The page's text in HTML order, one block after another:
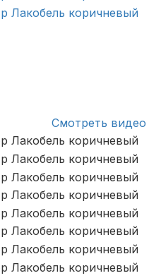
Смотреть видео